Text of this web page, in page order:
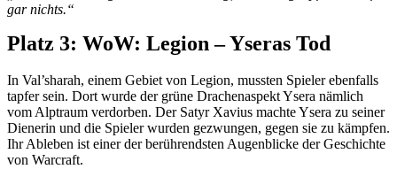
gar nichts.“
Platz 3: WoW: Legion – Yseras Tod
In Val’sharah, einem Gebiet von Legion, mussten Spieler ebenfalls
tapfer sein. Dort wurde der grüne Drachenaspekt Ysera nämlich
vom Alptraum verdorben. Der Satyr Xavius machte Ysera zu seiner
Dienerin und die Spieler wurden gezwungen, gegen sie zu kämpfen.
Ihr Ableben ist einer der berührendsten Augenblicke der Geschichte
von Warcraft.